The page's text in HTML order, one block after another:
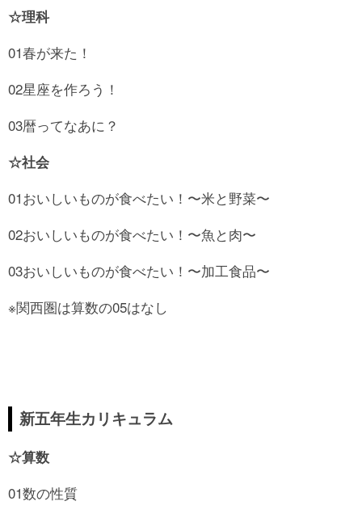
☆理科
01春が来た！
02星座を作ろう！
03暦ってなあに？
☆社会
01おいしいものが食べたい！〜米と野菜〜
02おいしいものが食べたい！〜魚と肉〜
03おいしいものが食べたい！〜加工食品〜
※関西圏は算数の05はなし
新五年生カリキュラム
☆算数
01数の性質